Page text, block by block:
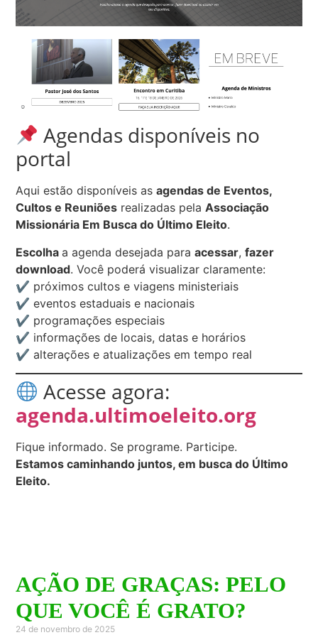
Agendas disponíveis no
portal
Aqui estão disponíveis asagendas de Eventos,
Cultos e Reuniões realizadas pelaAssociação
Missionária Em Busca do Último Eleito.
Escolhaa agenda desejada paraacessar,fazer
download. Você poderá visualizar claramente:
✔ próximos cultos e viagens ministeriais
✔ eventos estaduais e nacionais
✔ programações especiais
✔ informações de locais, datas e horários
✔ alterações e atualizações em tempo real
Acesse agora:
agenda.ultimoeleito.org
Fique informado. Se programe. Participe.
Estamos caminhando juntos, em busca do Último
Eleito.
AÇÃO DE GRAÇAS: PELO
QUE VOCÊ É GRATO?
24 de novembro de 2025